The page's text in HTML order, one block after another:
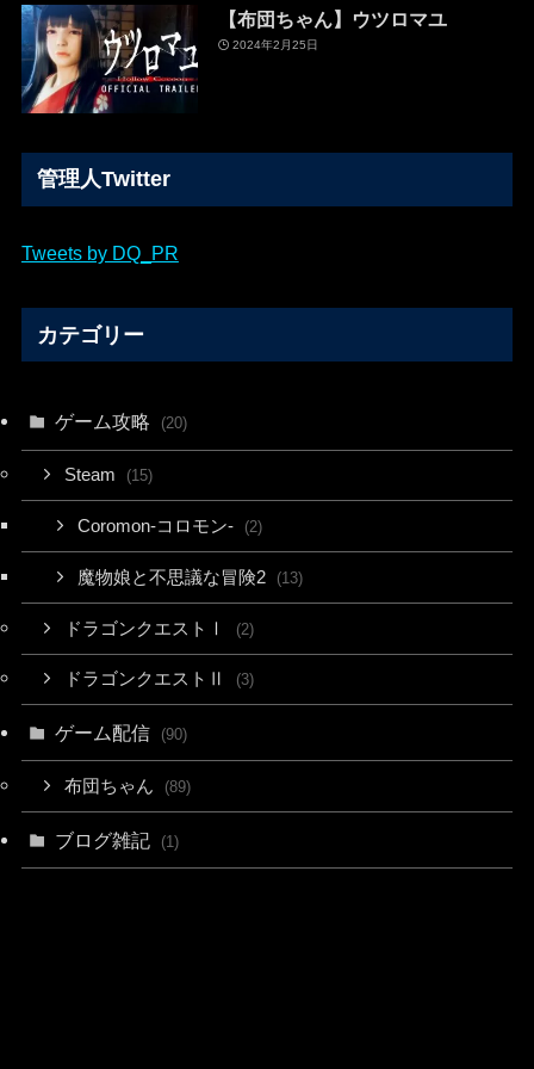
【布団ちゃん】ウツロマユ
2024年2月25日
管理人Twitter
Tweets by DQ_PR
カテゴリー
ゲーム攻略 (20)
Steam (15)
Coromon-コロモン- (2)
魔物娘と不思議な冒険2 (13)
ドラゴンクエストⅠ (2)
ドラゴンクエストⅡ (3)
ゲーム配信 (90)
布団ちゃん (89)
ブログ雑記 (1)